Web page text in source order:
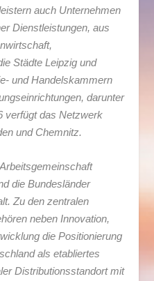
auch Unternehmen
Dienstleistungen, aus
Städte Leipzig und
und Handelskammern
darunter
verfügt das Netzwerk
und Chemnitz.
die Bundesländer
Zu den zentralen
neben Innovation,
die Positionierung
als etabliertes
Distributionsstandort mit